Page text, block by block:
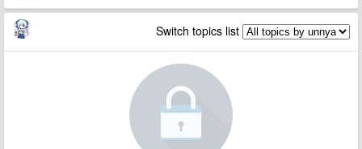
Switch topics list